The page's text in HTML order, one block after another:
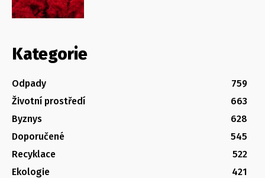
Kategorie
Odpady
759
Životní prostředí
663
Byznys
628
Doporučené
545
Recyklace
522
Ekologie
421